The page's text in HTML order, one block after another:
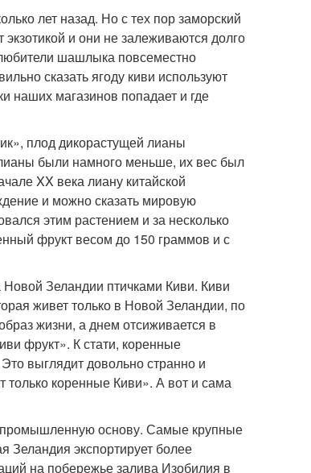
лет назад. Но с тех пор заморский
и они не залеживаются долго
шашлыка повсеместно
сказать ягоду киви используют
наших магазинов попадает и где
плод дикорастущей лианы
были намного меньше, их вес был
XX века лиану китайской
и можно сказать мировую
этим растением и за несколько
фрукт весом до 150 граммов и с
Зеландии птичками Киви. Киви
живет только в Новой Зеландии, по
жизни, а днем отсиживается в
фрукт». К стати, коренные
выглядит довольно странно и
только коренные Киви». А вот и сама
основу. Самые крупные
Зеландия экспортирует более
на побережье залива Изобилия в